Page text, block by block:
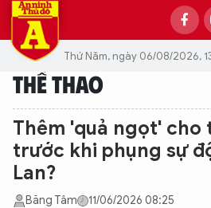
Thứ Năm, ngày 06/08/2026,
THỂ THAO
Thêm 'quả ngọt' cho
trước khi phụng sự
Lan?
Băng Tâm 11/06/2026 08:25